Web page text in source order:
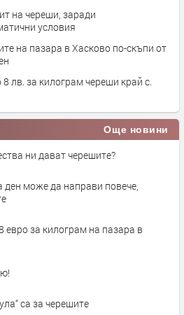
на череши, заради
условия
на пазара в Хасково по-скъпи от
лв. за килограм череши край с.
Още новини
ни дават черешите?
ден може да направи повече,
за килограм на пазара в
са за черешите